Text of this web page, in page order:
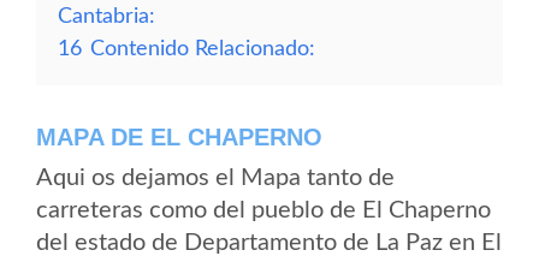
Cantabria:
16 Contenido Relacionado:
MAPA DE EL CHAPERNO
Aqui os dejamos el Mapa tanto de
carreteras como del pueblo de El Chaperno
del estado de Departamento de La Paz en El